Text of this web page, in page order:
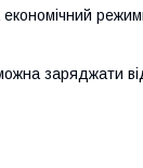
заряджати